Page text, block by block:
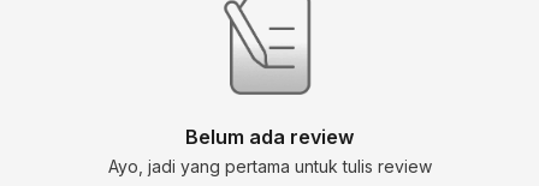
Belum ada review
Ayo, jadi yang pertama untuk tulis review